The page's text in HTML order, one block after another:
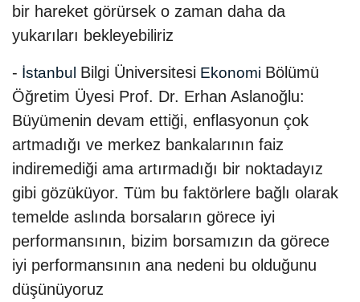
bir hareket görürsek o zaman daha da
yukarıları bekleyebiliriz
- İstanbul Bilgi Üniversitesi Ekonomi Bölümü
Öğretim Üyesi Prof. Dr. Erhan Aslanoğlu:
Büyümenin devam ettiği, enflasyonun çok
artmadığı ve merkez bankalarının faiz
indiremediği ama artırmadığı bir noktadayız
gibi gözüküyor. Tüm bu faktörlere bağlı olarak
temelde aslında borsaların görece iyi
performansının, bizim borsamızın da görece
iyi performansının ana nedeni bu olduğunu
düşünüyoruz